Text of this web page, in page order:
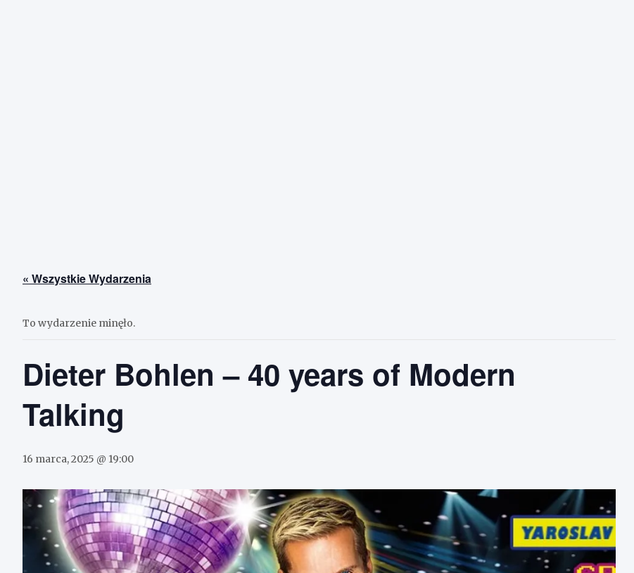
« Wszystkie Wydarzenia
To wydarzenie minęło.
Dieter Bohlen – 40 years of Modern
Talking
16 marca, 2025 @ 19:00